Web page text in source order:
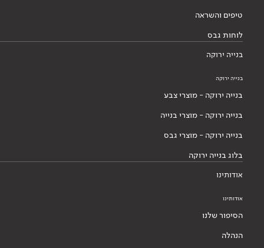
טיפים והשראה
לוחות גבס
בנייה ירוקה
בנייה ירוקה
בנייה ירוקה - מוצרי צבע
בנייה ירוקה - מוצרי בנייה
בנייה ירוקה - מוצרי גבס
בלוג בנייה ירוקה
אודותינו
אודותינו
הסיפור שלנו
הנהלה